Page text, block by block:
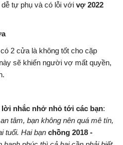
dễ tự phụ và có lỗi với vợ 2022
2 cửa là không tốt cho cặp
sẽ khiến người vợ mất quyền,
nhắc nhở nhỏ tới các bạn:
tâm, bạn không nên quá mê tín,
tuổi. Hai bạn chồng 2018 -